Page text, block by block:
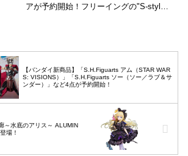
アが予約開始！フリーイングの"S-styl
【バンダイ新商品】「S.H.Figuarts アム（STAR WAR
S: VISIONS）」「S.H.Figuarts ソー（ソー／ラブ＆サ
ンダー）」など4点が予約開始！
～水底のアリス～ ALUMIN
場！